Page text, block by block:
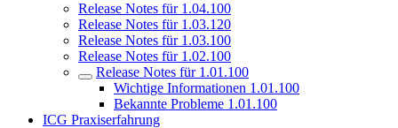
Release Notes für 1.04.100
Release Notes für 1.03.120
Release Notes für 1.03.100
Release Notes für 1.02.100
Release Notes für 1.01.100
Wichtige Informationen 1.01.100
Bekannte Probleme 1.01.100
ICG Praxiserfahrung